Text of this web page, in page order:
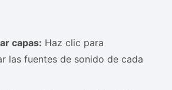
capas: Haz clic para
las fuentes de sonido de cada